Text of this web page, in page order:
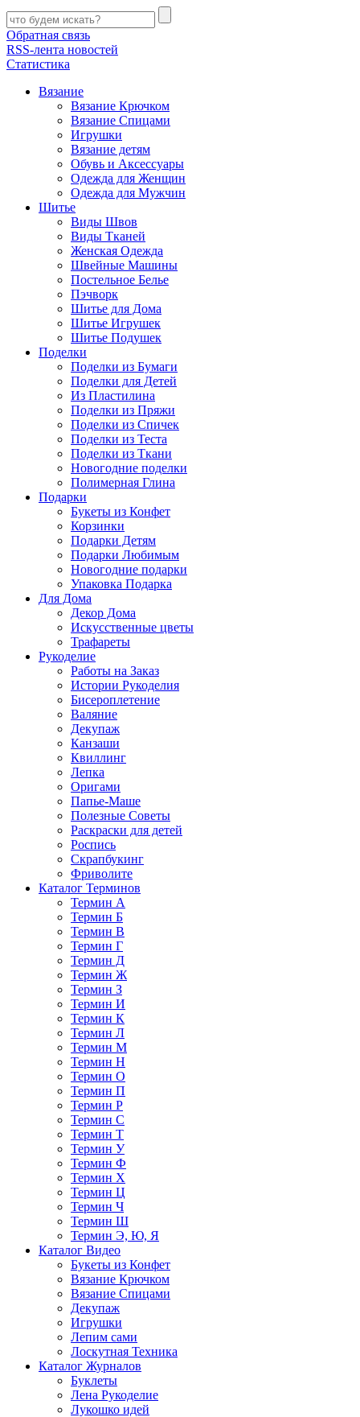
Обратная связь
RSS-лента новостей
Статистика
Вязание
Вязание Крючком
Вязание Спицами
Игрушки
Вязание детям
Обувь и Аксессуары
Одежда для Женщин
Одежда для Мужчин
Шитье
Виды Швов
Виды Тканей
Женская Одежда
Швейные Машины
Постельное Белье
Пэчворк
Шитье для Дома
Шитье Игрушек
Шитье Подушек
Поделки
Поделки из Бумаги
Поделки для Детей
Из Пластилина
Поделки из Пряжи
Поделки из Спичек
Поделки из Теста
Поделки из Ткани
Новогодние поделки
Полимерная Глина
Подарки
Букеты из Конфет
Корзинки
Подарки Детям
Подарки Любимым
Новогодние подарки
Упаковка Подарка
Для Дома
Декор Дома
Искусственные цветы
Трафареты
Рукоделие
Работы на Заказ
Истории Рукоделия
Бисероплетение
Валяние
Декупаж
Канзаши
Квиллинг
Лепка
Оригами
Папье-Маше
Полезные Советы
Раскраски для детей
Роспись
Скрапбукинг
Фриволите
Каталог Терминов
Термин А
Термин Б
Термин В
Термин Г
Термин Д
Термин Ж
Термин З
Термин И
Термин К
Термин Л
Термин М
Термин Н
Термин О
Термин П
Термин Р
Термин С
Термин Т
Термин У
Термин Ф
Термин Х
Термин Ц
Термин Ч
Термин Ш
Термин Э, Ю, Я
Каталог Видео
Букеты из Конфет
Вязание Крючком
Вязание Спицами
Декупаж
Игрушки
Лепим сами
Лоскутная Техника
Каталог Журналов
Буклеты
Лена Рукоделие
Лукошко идей